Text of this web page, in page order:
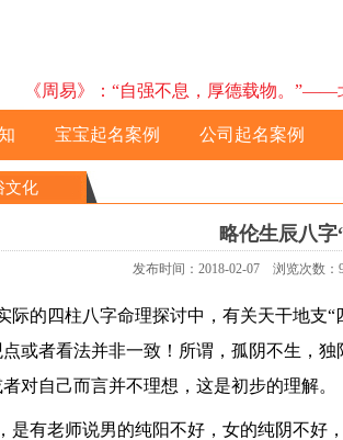
《周易》：“自强不息，厚德载物。”——
宝宝起名案例 公司起名案例
文化
略伦生辰八
发布时间：2018-02-07 浏览次数
际的四柱八字命理探讨中，有关天干地支
点或者看法并非一致！所谓，孤阴不生，
对自己而言并不理想，这是初步的理解。
是有老师说男的纯阳不好，女的纯阴不好